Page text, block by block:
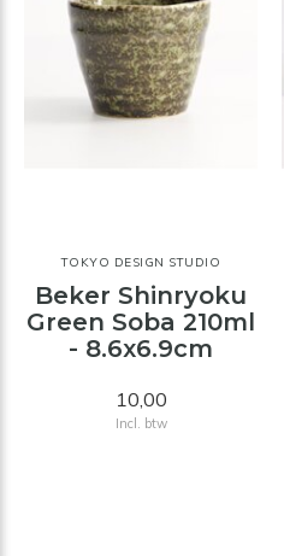
TOKYO DESIGN STUDIO
Beker Shinryoku
Green Soba 210ml
- 8.6x6.9cm
10,00
Incl. btw